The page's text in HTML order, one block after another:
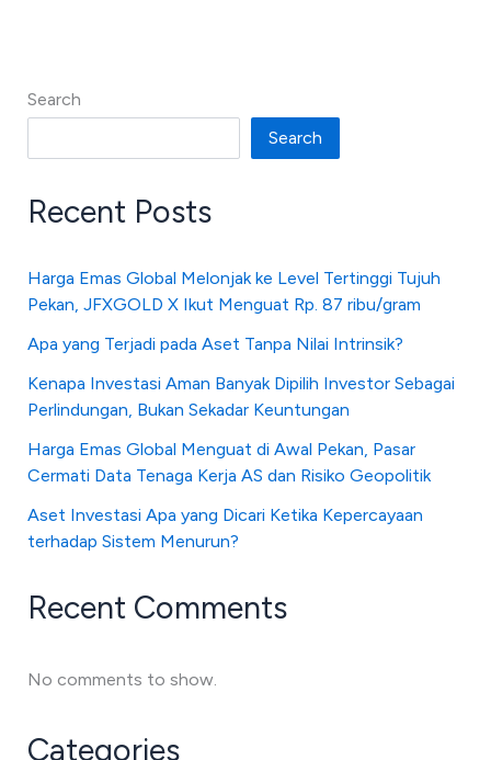
Search
Search
Recent Posts
Harga Emas Global Melonjak ke Level Tertinggi Tujuh
Pekan, JFXGOLD X Ikut Menguat Rp. 87 ribu/gram
Apa yang Terjadi pada Aset Tanpa Nilai Intrinsik?
Kenapa Investasi Aman Banyak Dipilih Investor Sebagai
Perlindungan, Bukan Sekadar Keuntungan
Harga Emas Global Menguat di Awal Pekan, Pasar
Cermati Data Tenaga Kerja AS dan Risiko Geopolitik
Aset Investasi Apa yang Dicari Ketika Kepercayaan
terhadap Sistem Menurun?
Recent Comments
No comments to show.
Categories